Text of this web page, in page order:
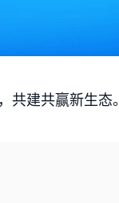
建共赢新生态。